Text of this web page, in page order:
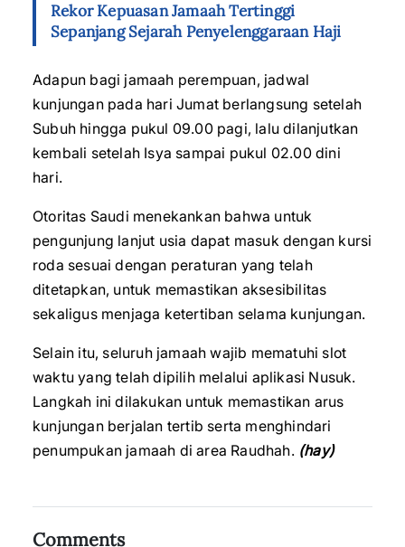
Rekor Kepuasan Jamaah Tertinggi
Sepanjang Sejarah Penyelenggaraan Haji
Adapun bagi jamaah perempuan, jadwal
kunjungan pada hari Jumat berlangsung setelah
Subuh hingga pukul 09.00 pagi, lalu dilanjutkan
kembali setelah Isya sampai pukul 02.00 dini
hari.
Otoritas Saudi menekankan bahwa untuk
pengunjung lanjut usia dapat masuk dengan kursi
roda sesuai dengan peraturan yang telah
ditetapkan, untuk memastikan aksesibilitas
sekaligus menjaga ketertiban selama kunjungan.
Selain itu, seluruh jamaah wajib mematuhi slot
waktu yang telah dipilih melalui aplikasi Nusuk.
Langkah ini dilakukan untuk memastikan arus
kunjungan berjalan tertib serta menghindari
penumpukan jamaah di area Raudhah. (hay)
Comments